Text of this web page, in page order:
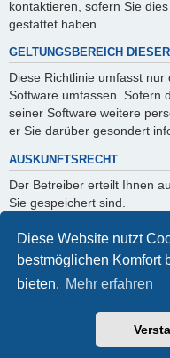
Diese Website nutzt
bestmöglichen Komfort
bieten. Mehr erfahren
kontaktieren, sofern Sie
gestattet haben.
GELTUNGSBEREICH
Diese Richtlinie umfasst
Software umfassen. Sofern
seiner Software weitere
er Sie darüber gesondert
AUSKUNFTSRECHT
Der Betreiber erteilt Ihnen
Sie gespeichert sind.
Sie können jederzeit die
verlangen. Kontaktieren Sie
Powered byphpBB